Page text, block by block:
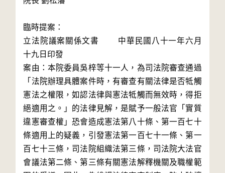
臨時提案：
立法院議案關係文書　　 中華民國八十一年六月
十九日印發
案由：本院委員吳梓等十一人，為司法院審查通過
「法院辦理具體案件時，有審查有關法律是否牴觸
憲法之權限，如認法律與憲法牴觸而無效時，得拒
絕適用之。」的法律見解，是賦予一般法官「實質
違憲審查權」恐會造成憲法第八十條、第一百七十
條適用上的疑義，引發憲法第一百七十一條、第一
百七十三條，司法院組織法第三條，司法院大法官
會議法第二條、第三條有關憲法解釋機關及職權範